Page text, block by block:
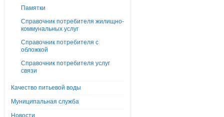
Памятки
Справочник потребителя жилищно-
коммунальных услуг
Справочник потребителя с
обложкой
Справочник потребителя услуг
связи
Качество питьевой воды
Муниципальная служба
Новости